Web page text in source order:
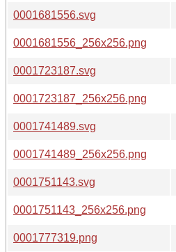
0001681556.svg
0001681556_256x256.png
0001723187.svg
0001723187_256x256.png
0001741489.svg
0001741489_256x256.png
0001751143.svg
0001751143_256x256.png
0001777319.png